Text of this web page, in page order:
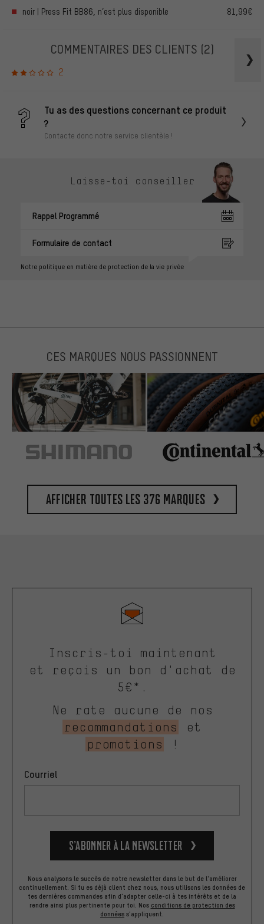
noir | Press Fit BB86, n’est plus disponible 81,99€
COMMENTAIRES DES CLIENTS (2)
2
Tu as des questions concernant ce produit
?
Contacte donc notre service clientèle !
Laisse-toi conseiller
Rappel Programmé
Formulaire de contact
Notre politique en matière de protection de la vie privée
CES MARQUES NOUS PASSIONNENT
Afficher toutes les 376 marques
Inscris-toi maintenant
et reçois un bon d'achat de
5€*.
Ne rate aucune de nos
recommandations
et
promotions
!
Courriel
S’abonner à la newsletter
Nous analysons le succès de notre newsletter dans le but de l'améliorer
continuellement. Si tu es déjà client chez nous, nous utilisons les données de
tes dernières commandes afin d'adapter celle-ci à tes intérêts et de la
rendre ainsi plus pertinente pour toi. Nos conditions de protection des
données s'appliquent.